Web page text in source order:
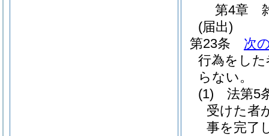
第4章
(届出)
第23条
次
行為をし
らない。
(1)
法第5
受けた者
事を完了